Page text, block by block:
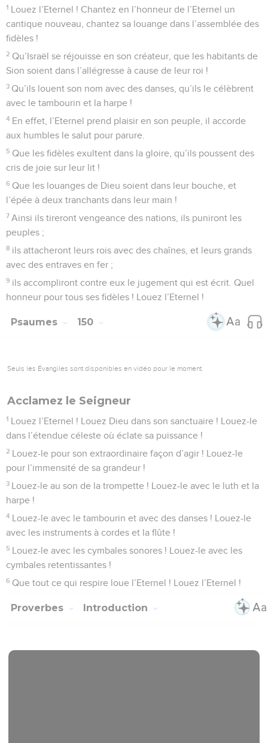
1 Louez l’Eternel ! Chantez en l’honneur de l’Eternel un
cantique nouveau, chantez sa louange dans l’assemblée des
fidèles !
2 Qu’Israël se réjouisse en son créateur, que les habitants de
Sion soient dans l’allégresse à cause de leur roi !
3 Qu’ils louent son nom avec des danses, qu’ils le célèbrent
avec le tambourin et la harpe !
4 En effet, l’Eternel prend plaisir en son peuple, il accorde
aux humbles le salut pour parure.
5 Que les fidèles exultent dans la gloire, qu’ils poussent des
cris de joie sur leur lit !
6 Que les louanges de Dieu soient dans leur bouche, et
l’épée à deux tranchants dans leur main !
7 Ainsi ils tireront vengeance des nations, ils puniront les
peuples ;
8 ils attacheront leurs rois avec des chaînes, et leurs grands
avec des entraves en fer ;
9 ils accompliront contre eux le jugement qui est écrit. Quel
honneur pour tous ses fidèles ! Louez l’Eternel !
Psaumes 150
Seuls les Évangiles sont disponibles en vidéo pour le moment.
Acclamez le Seigneur
1 Louez l’Eternel ! Louez Dieu dans son sanctuaire ! Louez-le
dans l’étendue céleste où éclate sa puissance !
2 Louez-le pour son extraordinaire façon d’agir ! Louez-le
pour l’immensité de sa grandeur !
3 Louez-le au son de la trompette ! Louez-le avec le luth et la
harpe !
4 Louez-le avec le tambourin et avec des danses ! Louez-le
avec les instruments à cordes et la flûte !
5 Louez-le avec les cymbales sonores ! Louez-le avec les
cymbales retentissantes !
6 Que tout ce qui respire loue l’Eternel ! Louez l’Eternel !
Proverbes Introduction